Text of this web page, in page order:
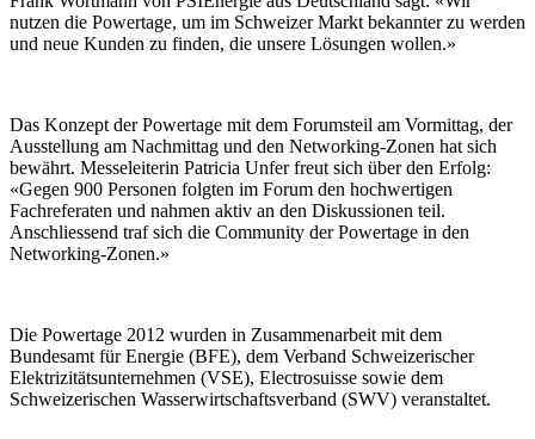
nutzen die Powertage, um im Schweizer Markt bekannter zu werden
und neue Kunden zu finden, die unsere Lösungen wollen.»
Das Konzept der Powertage mit dem Forumsteil am Vormittag, der
Ausstellung am Nachmittag und den Networking-Zonen hat sich
bewährt. Messeleiterin Patricia Unfer freut sich über den Erfolg:
«Gegen 900 Personen folgten im Forum den hochwertigen
Fachreferaten und nahmen aktiv an den Diskussionen teil.
Anschliessend traf sich die Community der Powertage in den
Networking-Zonen.»
Die Powertage 2012 wurden in Zusammenarbeit mit dem
Bundesamt für Energie (BFE), dem Verband Schweizerischer
Elektrizitätsunternehmen (VSE), Electrosuisse sowie dem
Schweizerischen Wasserwirtschaftsverband (SWV) veranstaltet.